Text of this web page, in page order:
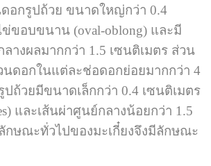
อกรูปถ้วย ขนาดใหญ่กว่า 0.4
ข่ขอบขนาน (oval-oblong) และมี
างผลมากกว่า 1.5 เซนติเมตร ส่วน
ดอกในแต่ละช่อดอกย่อยมากกว่า 4
ถ้วยมีขนาดเล็กกว่า 0.4 เซนติเมตร
และเส้นผ่าศูนย์กลางน้อยกว่า 1.5
กษณะทั่วไปของมะเกี๋ยงจึงมีลักษณะ